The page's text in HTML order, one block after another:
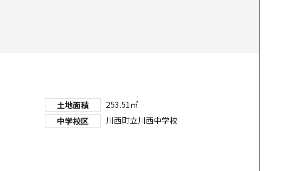
土地面積
253.51㎡
中学校区 川西町立川西中学校